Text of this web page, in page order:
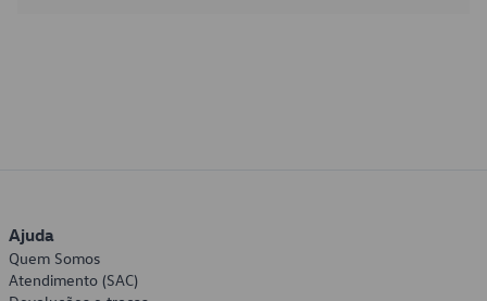
Ajuda
Quem Somos
Atendimento (SAC)